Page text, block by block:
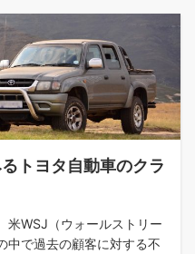
トヨタ自動車のクラ
米WSJ（ウォールストリー
中で過去の顧客に対する不